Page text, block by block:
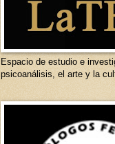
Espacio de estudio e
psicoanálisis, el arte y la